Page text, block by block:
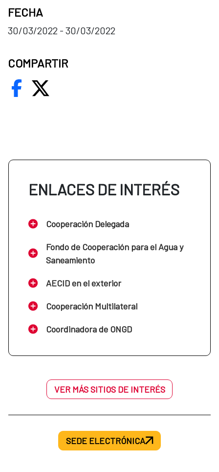
FECHA
30/03/2022 - 30/03/2022
COMPARTIR
ENLACES DE INTERÉS
Cooperación Delegada
Fondo de Cooperación para el Agua y
Saneamiento
AECID en el exterior
Cooperación Multilateral
Coordinadora de ONGD
VER MÁS SITIOS DE INTERÉS
SEDE ELECTRÓNICA